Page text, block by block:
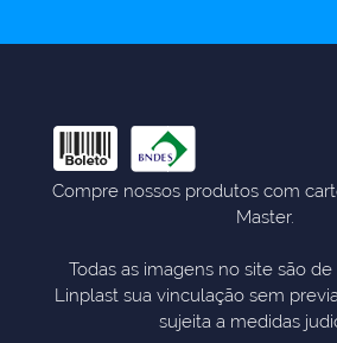
Compre nossos produtos com
Master.
Todas as imagens no site são
Linplast sua vinculação sem
sujeita a medidas